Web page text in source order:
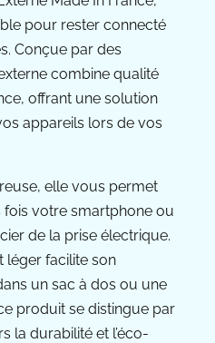
pour rester connecté
Conçue par des
combine qualité
offrant une solution
appareils lors de vos
elle vous permet
votre smartphone ou
de la prise électrique.
léger facilite son
un sac à dos ou une
produit se distingue par
la durabilité et l’éco-